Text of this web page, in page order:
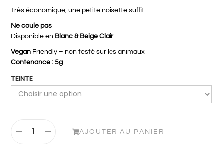
Très économique, une petite noisette suffit.
Ne coule pas
Disponible en Blanc & Beige Clair
Vegan Friendly – non testé sur les animaux
Contenance : 5g
TEINTE
AJOUTER AU PANIER